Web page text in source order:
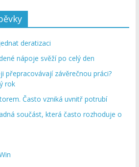
deratizaci
nápoje svěží po celý den
přepracovávají závěrečnou práci?
rok
Často vzniká uvnitř potrubí
součást, která často rozhoduje o